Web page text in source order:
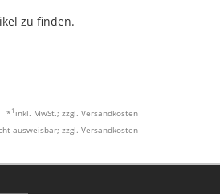
zu finden.
* 1 inkl. MwSt.; zzgl. Versandkosten
ausweisbar; zzgl. Versandkosten